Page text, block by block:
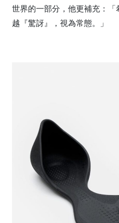
世界的一部分，他更補充：
越『驚訝』，視為常態。」